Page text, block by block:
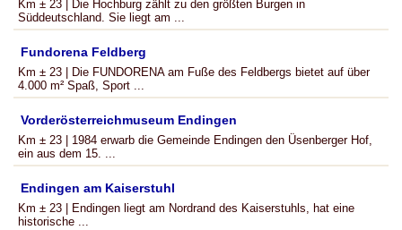
Km ± 23 | Die Hochburg zählt zu den größten Burgen in
Süddeutschland. Sie liegt am ...
Fundorena Feldberg
Km ± 23 | Die FUNDORENA am Fuße des Feldbergs bietet auf über
4.000 m² Spaß, Sport ...
Vorderösterreichmuseum Endingen
Km ± 23 | 1984 erwarb die Gemeinde Endingen den Üsenberger Hof,
ein aus dem 15. ...
Endingen am Kaiserstuhl
Km ± 23 | Endingen liegt am Nordrand des Kaiserstuhls, hat eine
historische ...